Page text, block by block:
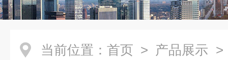
当前位置： 首页 > 产品展示 >